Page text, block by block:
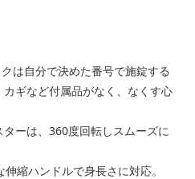
は自分で決めた番号で施錠する
ギなど付属品がなく、なくす心
ーは、360度回転しスムーズに
縮ハンドルで身長さに対応。